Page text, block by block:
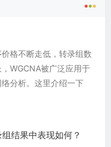
格不断走低，转录组数
WGCNA被广泛应用于
分析。这里介绍一下
器中安装R version
结果中表现如何？